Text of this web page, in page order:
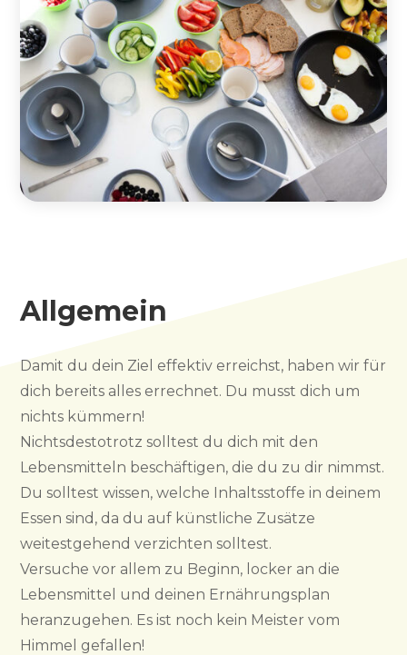
Allgemein
Damit du dein Ziel effektiv erreichst, haben wir für
dich bereits alles errechnet. Du musst dich um
nichts kümmern!
Nichtsdestotrotz solltest du dich mit den
Lebensmitteln beschäftigen, die du zu dir nimmst.
Du solltest wissen, welche Inhaltsstoffe in deinem
Essen sind, da du auf künstliche Zusätze
weitestgehend verzichten solltest.
Versuche vor allem zu Beginn, locker an die
Lebensmittel und deinen Ernährungsplan
heranzugehen. Es ist noch kein Meister vom
Himmel gefallen!